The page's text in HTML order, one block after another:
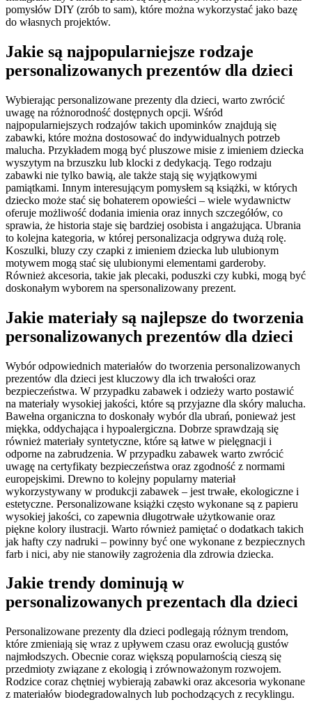
pomysłów DIY (zrób to sam), które można wykorzystać jako bazę
do własnych projektów.
Jakie są najpopularniejsze rodzaje
personalizowanych prezentów dla dzieci
Wybierając personalizowane prezenty dla dzieci, warto zwrócić
uwagę na różnorodność dostępnych opcji. Wśród
najpopularniejszych rodzajów takich upominków znajdują się
zabawki, które można dostosować do indywidualnych potrzeb
malucha. Przykładem mogą być pluszowe misie z imieniem dziecka
wyszytym na brzuszku lub klocki z dedykacją. Tego rodzaju
zabawki nie tylko bawią, ale także stają się wyjątkowymi
pamiątkami. Innym interesującym pomysłem są książki, w których
dziecko może stać się bohaterem opowieści – wiele wydawnictw
oferuje możliwość dodania imienia oraz innych szczegółów, co
sprawia, że historia staje się bardziej osobista i angażująca. Ubrania
to kolejna kategoria, w której personalizacja odgrywa dużą rolę.
Koszulki, bluzy czy czapki z imieniem dziecka lub ulubionym
motywem mogą stać się ulubionymi elementami garderoby.
Również akcesoria, takie jak plecaki, poduszki czy kubki, mogą być
doskonałym wyborem na spersonalizowany prezent.
Jakie materiały są najlepsze do tworzenia
personalizowanych prezentów dla dzieci
Wybór odpowiednich materiałów do tworzenia personalizowanych
prezentów dla dzieci jest kluczowy dla ich trwałości oraz
bezpieczeństwa. W przypadku zabawek i odzieży warto postawić
na materiały wysokiej jakości, które są przyjazne dla skóry malucha.
Bawełna organiczna to doskonały wybór dla ubrań, ponieważ jest
miękka, oddychająca i hypoalergiczna. Dobrze sprawdzają się
również materiały syntetyczne, które są łatwe w pielęgnacji i
odporne na zabrudzenia. W przypadku zabawek warto zwrócić
uwagę na certyfikaty bezpieczeństwa oraz zgodność z normami
europejskimi. Drewno to kolejny popularny materiał
wykorzystywany w produkcji zabawek – jest trwałe, ekologiczne i
estetyczne. Personalizowane książki często wykonane są z papieru
wysokiej jakości, co zapewnia długotrwałe użytkowanie oraz
piękne kolory ilustracji. Warto również pamiętać o dodatkach takich
jak hafty czy nadruki – powinny być one wykonane z bezpiecznych
farb i nici, aby nie stanowiły zagrożenia dla zdrowia dziecka.
Jakie trendy dominują w
personalizowanych prezentach dla dzieci
Personalizowane prezenty dla dzieci podlegają różnym trendom,
które zmieniają się wraz z upływem czasu oraz ewolucją gustów
najmłodszych. Obecnie coraz większą popularnością cieszą się
przedmioty związane z ekologią i zrównoważonym rozwojem.
Rodzice coraz chętniej wybierają zabawki oraz akcesoria wykonane
z materiałów biodegradowalnych lub pochodzących z recyklingu.